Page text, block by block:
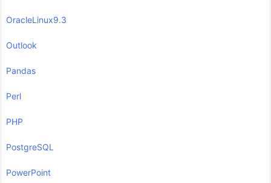
OracleLinux9.3
Outlook
Pandas
Perl
PHP
PostgreSQL
PowerPoint